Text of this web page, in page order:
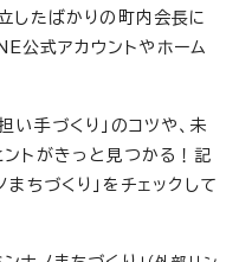
したばかりの町内会長に
公式アカウントやホーム
い手づくり」のコツや、未
トがきっと見つかる！記
ちづくり」をチェックして